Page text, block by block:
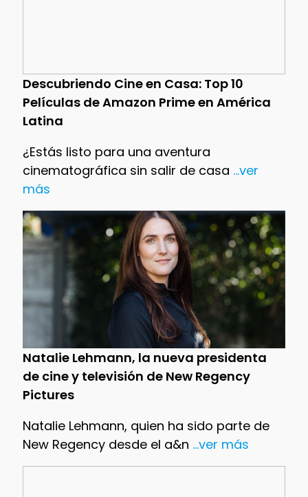
Descubriendo Cine en Casa: Top 10
Películas de Amazon Prime en América
Latina
¿Estás listo para una aventura
cinematográfica sin salir de casa ...ver
más
Natalie Lehmann, la nueva presidenta
de cine y televisión de New Regency
Pictures
Natalie Lehmann, quien ha sido parte de
New Regency desde el a&n ...ver más